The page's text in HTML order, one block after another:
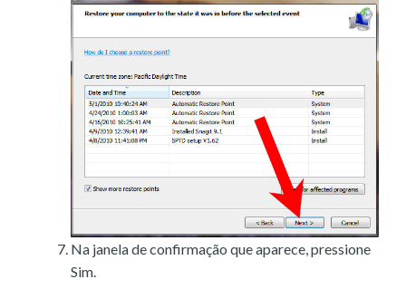
Na janela de confirmação que aparece, pressione
Sim.